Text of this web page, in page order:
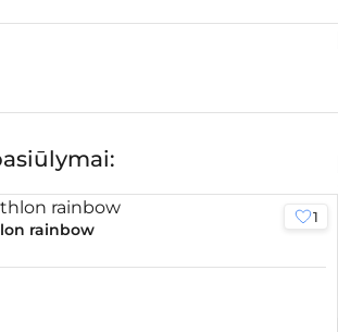
1
rainbow